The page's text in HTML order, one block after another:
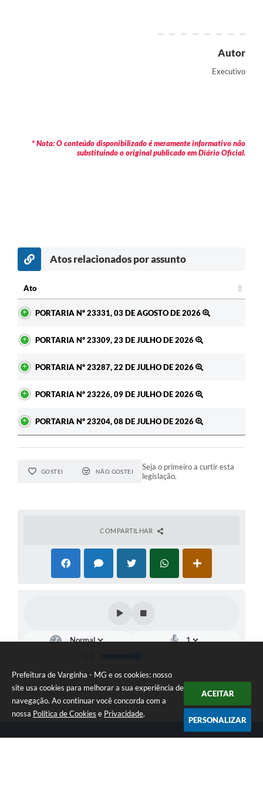
Prefeitura de Varginha - MG e os cookies: nosso
site usa cookies para melhorar a sua experiência de
navegação. Ao continuar você concorda com a
nossa Política de Cookies e Privacidade.
ACEITAR
PERSONALIZAR
Autor
Executivo
* Nota: O conteúdo disponibilizado é meramente informativo não
substituindo o original publicado em Diário Oficial.
Atos relacionados por assunto
Ato
PORTARIA Nº 23331, 03 DE AGOSTO DE 2026
PORTARIA Nº 23309, 23 DE JULHO DE 2026
PORTARIA Nº 23287, 22 DE JULHO DE 2026
PORTARIA Nº 23226, 09 DE JULHO DE 2026
PORTARIA Nº 23204, 08 DE JULHO DE 2026
GOSTEI NÃO GOSTEI
Seja o primeiro a curtir esta
legislação.
COMPARTILHAR